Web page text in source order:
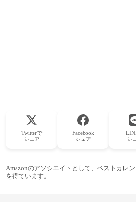
Twitterで
シェア
Facebook
シェア
シ
Amazonのアソシエイトとして、ベストカレ
を得ています。